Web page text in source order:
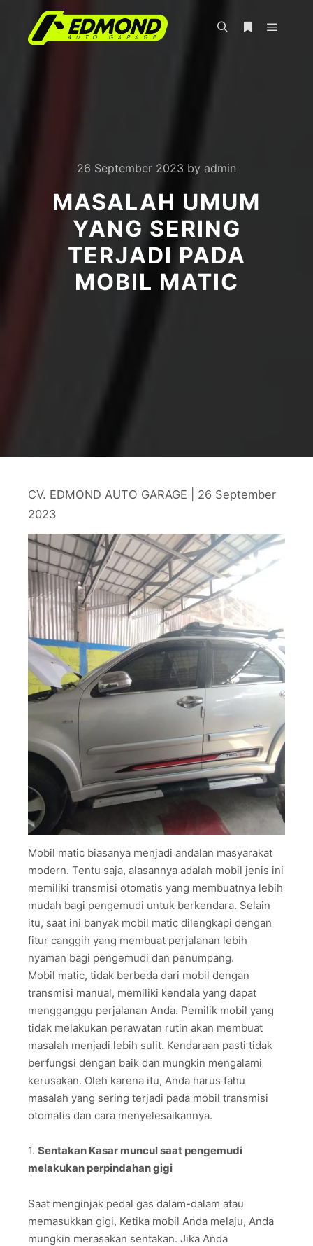
26 September 2023 by admin
MASALAH UMUM
YANG SERING
TERJADI PADA
MOBIL MATIC
CV. EDMOND AUTO GARAGE | 26 September
2023
Mobil matic biasanya menjadi andalan masyarakat
modern. Tentu saja, alasannya adalah mobil jenis ini
memiliki transmisi otomatis yang membuatnya lebih
mudah bagi pengemudi untuk berkendara. Selain
itu, saat ini banyak mobil matic dilengkapi dengan
fitur canggih yang membuat perjalanan lebih
nyaman bagi pengemudi dan penumpang.
Mobil matic, tidak berbeda dari mobil dengan
transmisi manual, memiliki kendala yang dapat
mengganggu perjalanan Anda. Pemilik mobil yang
tidak melakukan perawatan rutin akan membuat
masalah menjadi lebih sulit. Kendaraan pasti tidak
berfungsi dengan baik dan mungkin mengalami
kerusakan. Oleh karena itu, Anda harus tahu
masalah yang sering terjadi pada mobil transmisi
otomatis dan cara menyelesaikannya.
1. Sentakan Kasar muncul saat pengemudi
melakukan perpindahan gigi
Saat menginjak pedal gas dalam-dalam atau
memasukkan gigi, Ketika mobil Anda melaju, Anda
mungkin merasakan sentakan. Jika Anda